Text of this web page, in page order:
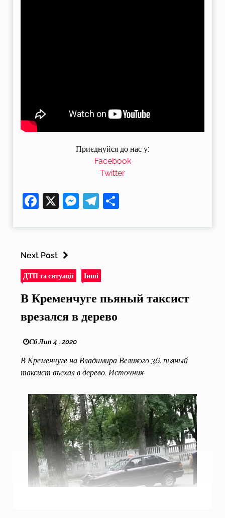
Facebook
X Messenger
Telegram
Приєднуйся до нас у:
Facebook
Twitter
Next Post
ДТП та ситуації Інші
В Кременчуге пьяный таксист
врезался в дерево
Сб Лип 4 , 2020
В Кременчуге на Владимира Великого 36, пьяный
таксист въехал в дерево. Источник